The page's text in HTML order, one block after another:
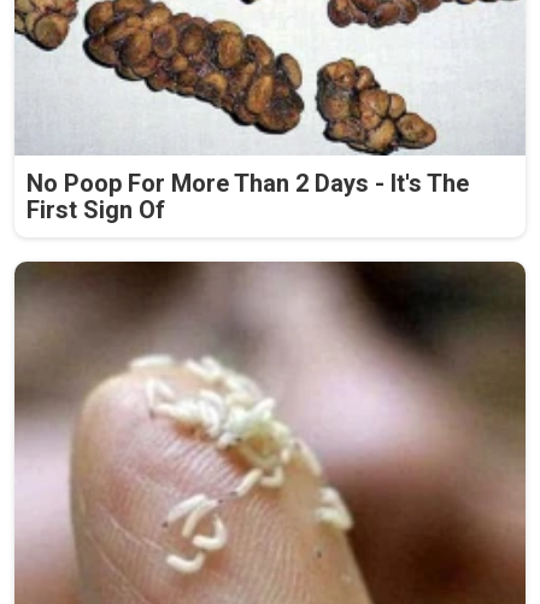
No Poop For More Than 2 Days - It's The
First Sign Of